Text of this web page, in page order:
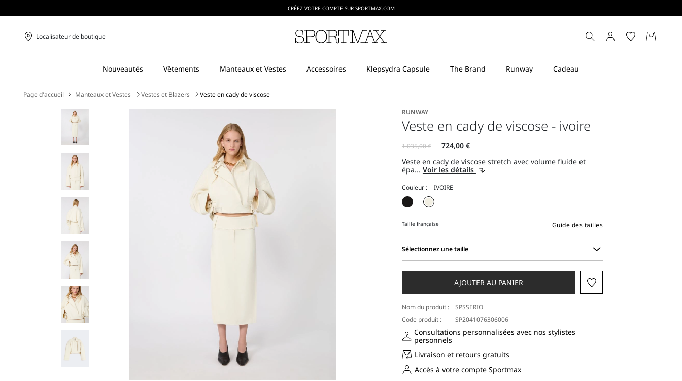
CRÉEZ VOTRE COMPTE SUR SPORTMAX.COM
Localisateur de boutique
Page d'accueil Manteaux et Vestes Vestes et Blazers
Veste en cady de viscose
RUNWAY
Veste en cady de viscose - ivoire
Veste en cady de viscose stretch avec volume fluide et
épa... Voir les détails
Couleur :
Taille française Guide des tailles
Sélectionnez une taille
une
AJOUTER AU PANIER
Nom du produit :
SPSSERIO
Code produit :
SP2041076306006
Consultations personnalisées avec nos stylistes
personnels
Livraison et retours gratuits
Accès à votre compte Sportmax